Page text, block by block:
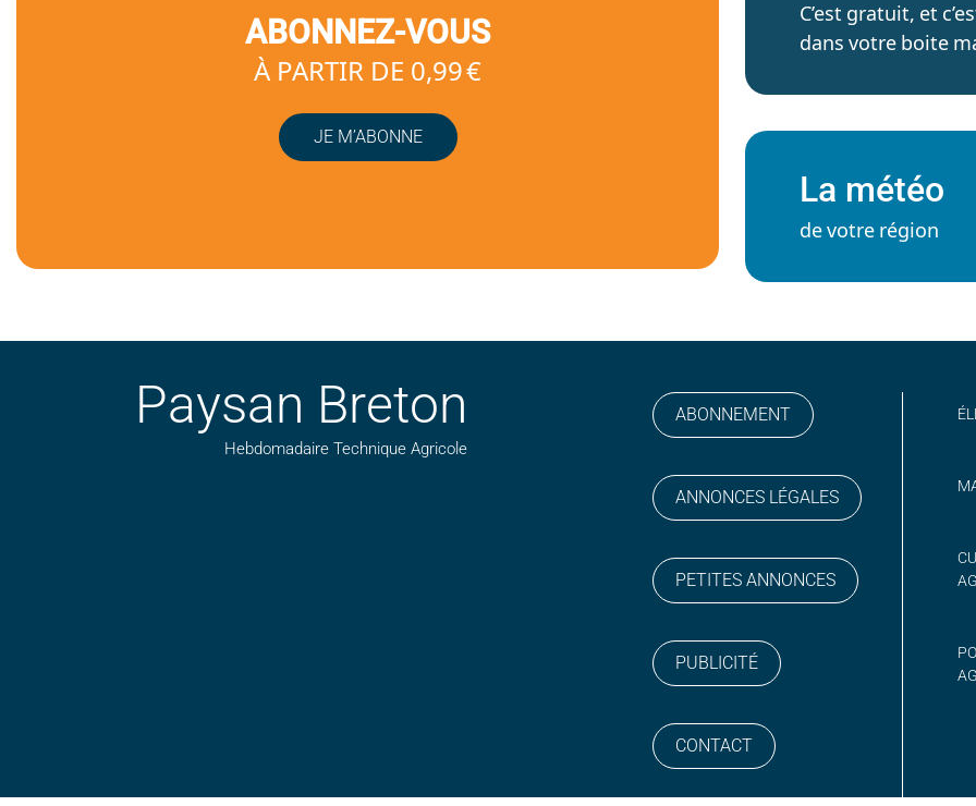
ABONNEZ-VOUS
À PARTIR DE 0,99 €
JE M’ABONNE
C’est gratuit, et
dans votre boite
La météo
de votre région
Paysan Breton
Hebdomadaire Technique Agricole
ABONNEMENT
ANNONCES LÉGALES
PETITES ANNONCES
PUBLICITÉ
CONTACT